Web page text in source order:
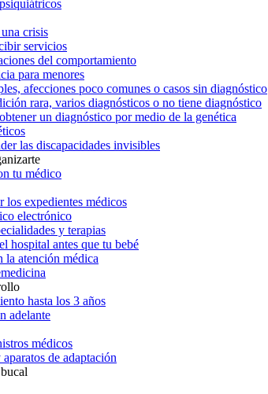
crisis
servicios
del comportamiento
para menores
afecciones poco comunes o casos sin diagnóstico
rara, varios diagnósticos o no tiene diagnóstico
un diagnóstico por medio de la genética
las discapacidades invisibles
tu médico
los expedientes médicos
electrónico
y terapias
hospital antes que tu bebé
la atención médica
hasta los 3 años
adelante
médicos
de adaptación